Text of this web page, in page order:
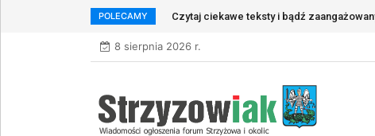
POLECAMY Czytaj ciekawe teksty i bądź
8 sierpnia 2026 r.